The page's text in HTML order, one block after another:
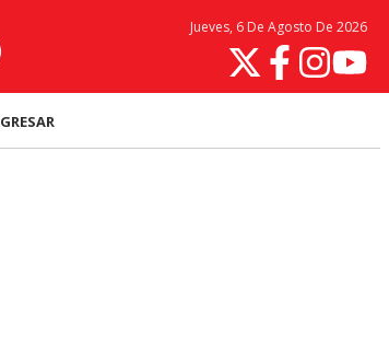
Jueves, 6 De Agosto De 2026